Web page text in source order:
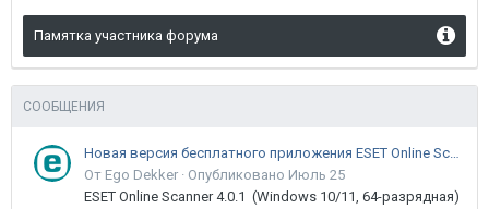
Памятка участника форума
СООБЩЕНИЯ
Новая версия бесплатного приложения ESET Online Scanner доступна пользователям
От Ego Dekker · Опубликовано Июль 25
ESET Online Scanner 4.0.1 (Windows 10/11, 64-разрядная)